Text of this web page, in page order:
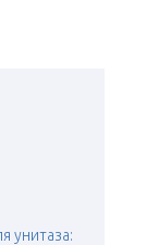
унитаза: